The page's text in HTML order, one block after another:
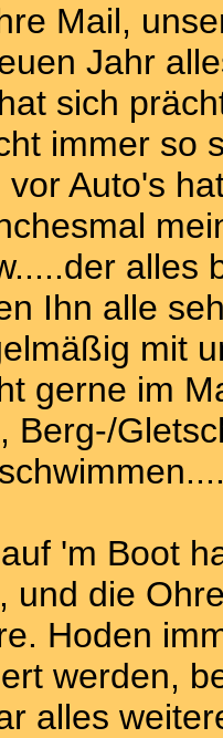
Mail,
Jahr
sich
immer so
Auto's
alles
Ihn alle
mit
gerne im
Berg-/
'm Boot
und die
Hoden
werden,
alles